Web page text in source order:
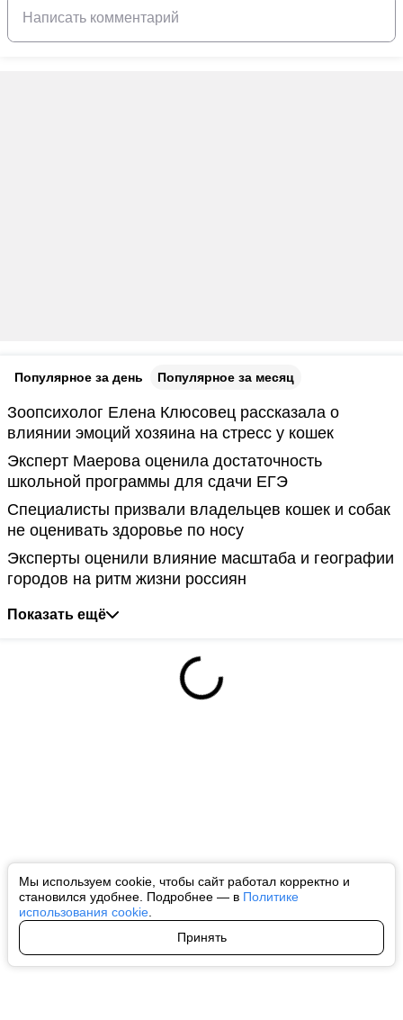
Мы используем cookie, чтобы сайт работал корректно и
становился удобнее. Подробнее — в Политике
использования cookie
Принять
Популярное за день Популярное за месяц
Зоопсихолог Елена Клюсовец рассказала о
влиянии эмоций хозяина на стресс у кошек
Эксперт Маерова оценила достаточность
школьной программы для сдачи ЕГЭ
Специалисты призвали владельцев кошек и собак
не оценивать здоровье по носу
Эксперты оценили влияние масштаба и географии
городов на ритм жизни россиян
Показать ещё